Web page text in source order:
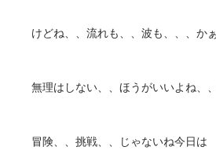
けどね、、流れも、、波も、、、かぁ
無理はしない、、ほうがいいよね、
冒険、、挑戦、、じゃないね今日は